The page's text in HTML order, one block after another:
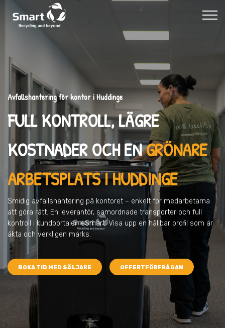
Avfallshantering för kontor i Huddinge
FULL KONTROLL, LÄGRE
KOSTNADER OCH ENGRÖNARE
ARBETSPLATS I HUDDINGE
Smidig avfallshantering på kontoret – enkelt för medarbetarna
att göra rätt. En leverantör, samordnade transporter och full
kontroll i kundportalen eSmart. Visa upp en hållbar profil som är
äkta och verkligen märks.
BOKA TID MED SÄLJARE OFFERTFÖRFRÅGAN